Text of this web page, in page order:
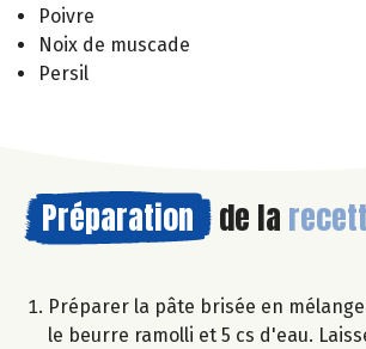
Poivre
Noix de muscade
Persil
Préparation de la
Préparer la pâte brisée en
le beurre ramolli et 5 cs d'eau.